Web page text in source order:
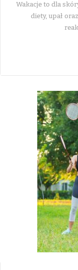
Wakacje to dla
diety, upał